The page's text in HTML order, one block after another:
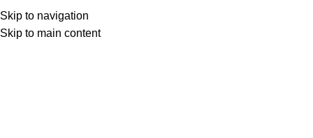
Skip to navigation
Skip to main content